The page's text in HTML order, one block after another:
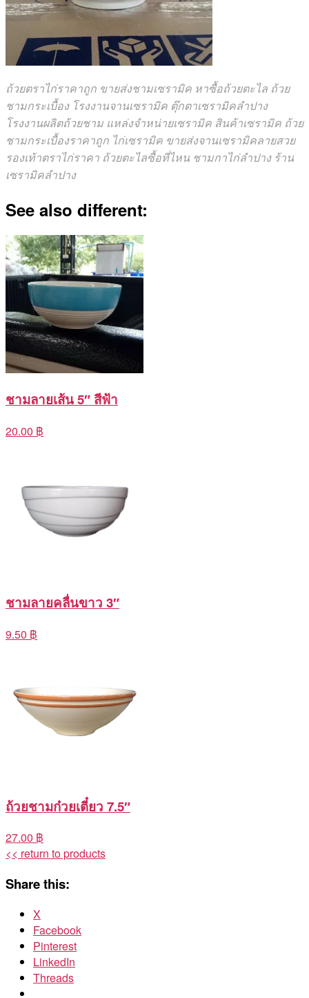
ถ้วยตราไก่ราคาถูก ขายส่งชามเซรามิค หาซื้อถ้วยตะไล ถ้วย
ชามกระเบื้อง โรงงานจานเซรามิค ตุ๊กตาเซรามิคลําปาง
โรงงานผลิตถ้วยชาม แหล่งจำหน่ายเซรามิค สินค้าเซรามิค ถ้วย
ชามกระเบื้องราคาถูก ไก่เซรามิค ขายส่งจานเซรามิคลายสวย
รองเท้าตราไก่ราคา ถ้วยตะไลซื้อที่ไหน ชามกาไก่ลําปาง ร้าน
เซรามิคลำปาง
See also different:
ชามลายเส้น 5″ สีฟ้า
20.00 ฿
ชามลายคลื่นขาว 3″
9.50 ฿
ถ้วยชามก๋วยเตี๋ยว 7.5″
27.00 ฿
<< return to products
Share this:
X
Facebook
Pinterest
LinkedIn
Threads